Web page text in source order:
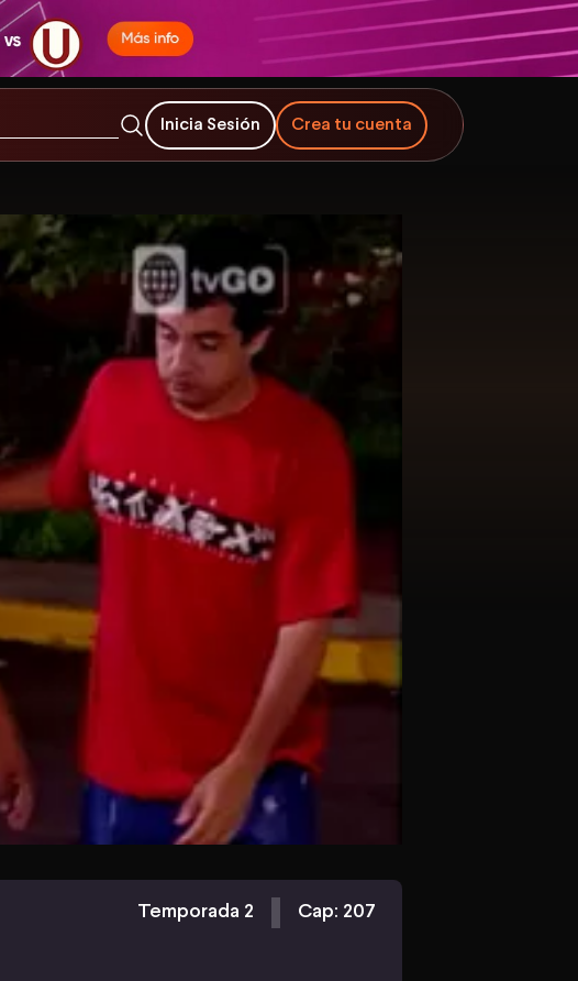
Inicia Sesión Crea tu cuenta
Temporada 2 Cap: 207